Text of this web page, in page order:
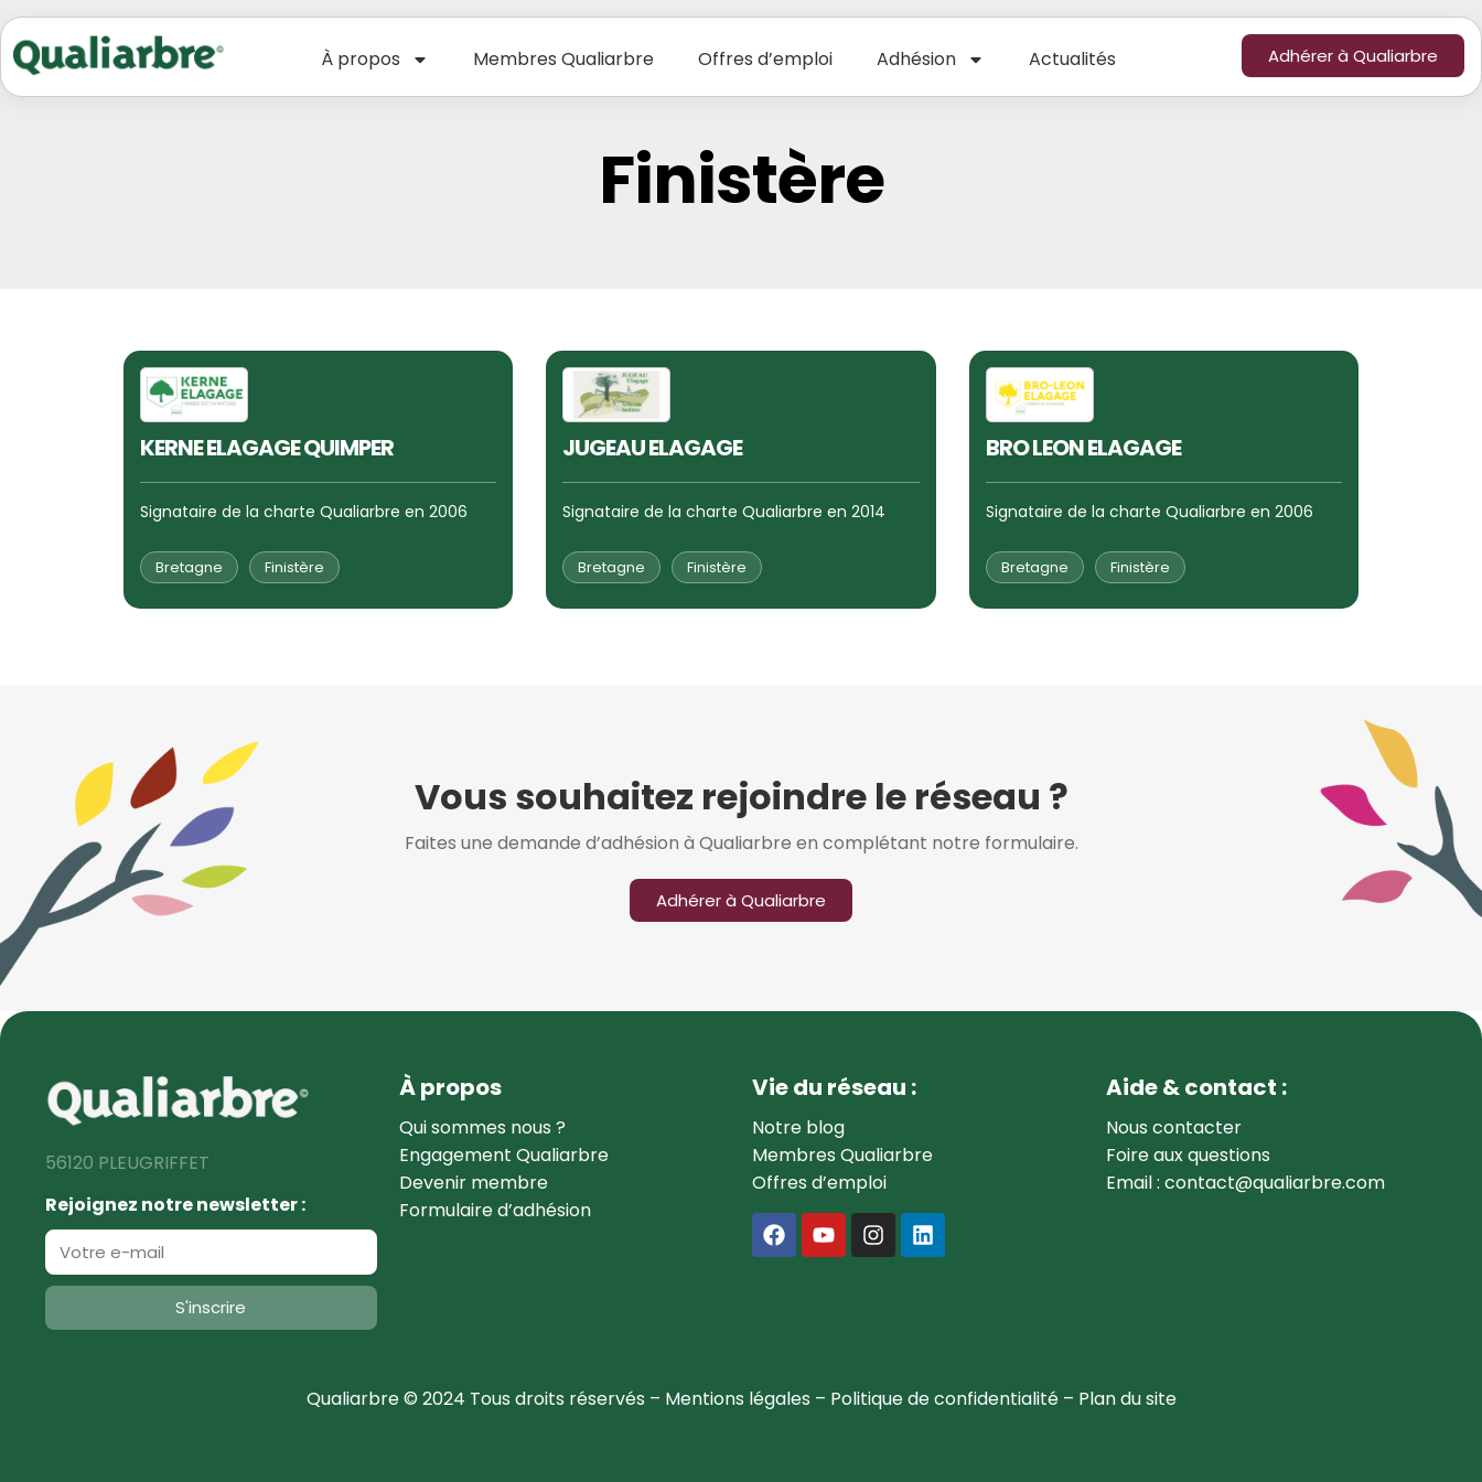
À propos Membres Qualiarbre Offres d’emploi Adhésion Actualités Adhérer à Qualiarbre
Finistère
KERNE ELAGAGE QUIMPER
Signataire de la charte Qualiarbre en 2006
Bretagne Finistère
JUGEAU ELAGAGE
Signataire de la charte Qualiarbre en 2014
Bretagne Finistère
BRO LEON ELAGAGE
Signataire de la charte Qualiarbre en 2006
Bretagne Finistère
Vous souhaitez rejoindre le réseau ?
Faites une demande d’adhésion à Qualiarbre en complétant notre formulaire.
Adhérer à Qualiarbre
56120 PLEUGRIFFET
Rejoignez notre newsletter :
S'inscrire
À propos
Qui sommes nous ?
Engagement Qualiarbre
Devenir membre
Formulaire d’adhésion
Vie du réseau :
Notre blog
Membres Qualiarbre
Offres d’emploi
Aide & contact :
Nous contacter
Foire aux questions
Email : contact@qualiarbre.com
Qualiarbre © 2024 Tous droits réservés – Mentions légales – Politique de confidentialité– Plan du site